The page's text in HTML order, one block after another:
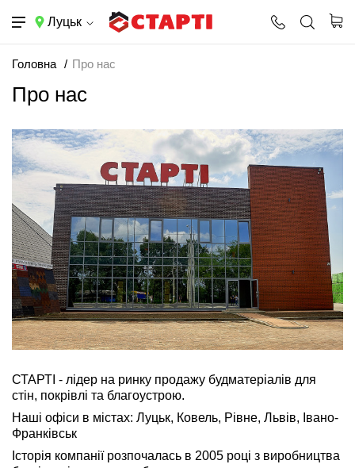
Луцьк
Головна Про нас
Про нас
СТАРТІ - лідер на ринку продажу будматеріалів для
стін, покрівлі та благоустрою.
Наші офіси в містах: Луцьк, Ковель, Рівне, Львів, Івано-
Франківськ
Історія компанії розпочалась в 2005 році з виробництва